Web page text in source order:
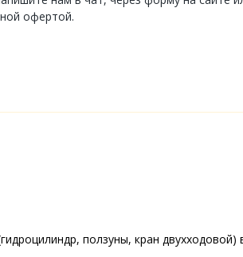
офертой.
ползуны, кран